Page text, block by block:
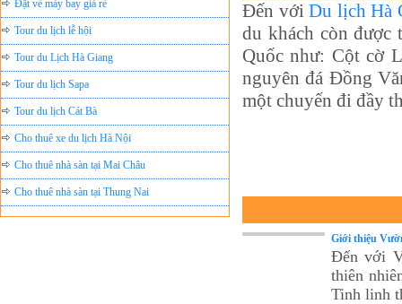
Tour du lịch lễ hội
Tour du Lịch Hà Giang
Tour du lịch Sapa
Tour du lịch Cát Bà
Cho thuê xe du lịch Hà Nội
Cho thuê nhà sàn tại Mai Châu
Cho thuê nhà sàn tại Thung Nai
Nhà sàn tại Đảo Dừa Thung Nai
Đến vớiDu lịch Hà
du khách còn được
Quốc như: Cột cờ
nguyên đá Đồng
một chuyến đi đầy
Giới thiệu
Đến với
thiên
Tinh linh